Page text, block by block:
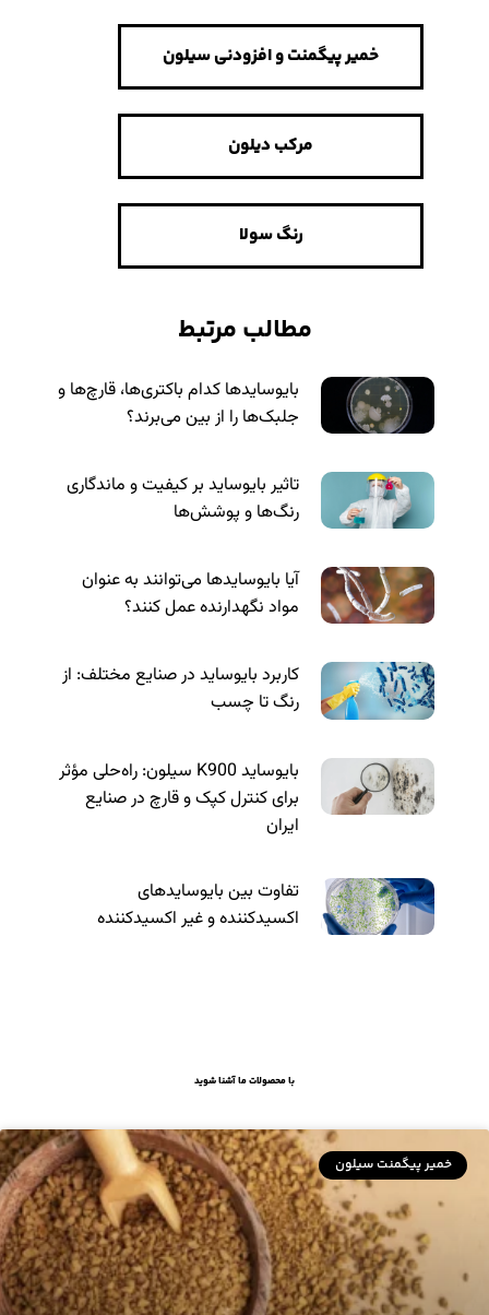
خمیر پیگمنت و افزودنی سیلون
مرکب دیلون
رنگ سولا
مطالب مرتبط
بایوسایدها کدام باکتری‌ها، قارچ‌ها و
جلبک‌ها را از بین می‌برند؟
تاثیر بایوساید بر کیفیت و ماندگاری
رنگ‌ها و پوشش‌ها
آیا بایوسایدها می‌توانند به عنوان
مواد نگهدارنده عمل کنند؟
کاربرد بایوساید در صنایع مختلف: از
رنگ تا چسب
بایوساید K900 سیلون: راه‌حلی مؤثر
برای کنترل کپک و قارچ در صنایع
ایران
تفاوت بین بایوسایدهای
اکسیدکننده و غیر اکسیدکننده
با محصولات ما آشنا شوید
خمیر پیگمنت سیلون